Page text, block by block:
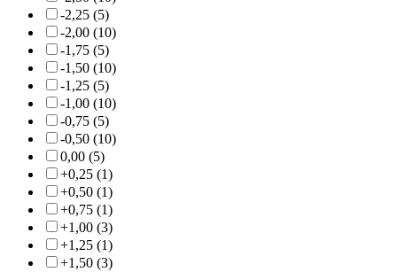
-2,25 (5)
-2,00 (10)
-1,75 (5)
-1,50 (10)
-1,25 (5)
-1,00 (10)
-0,75 (5)
-0,50 (10)
0,00 (5)
+0,25 (1)
+0,50 (1)
+0,75 (1)
+1,00 (3)
+1,25 (1)
+1,50 (3)